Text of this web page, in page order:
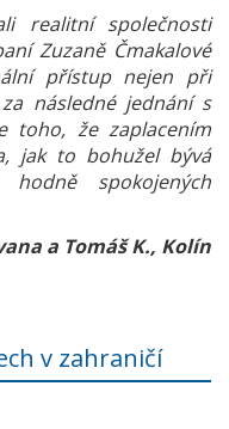
realitní společnosti
Zuzaně Čmakalové
přístup nejen při
následné jednání s
toho, že zaplacením
jak to bohužel bývá
spokojených
a Tomáš K., Kolín
v zahraničí